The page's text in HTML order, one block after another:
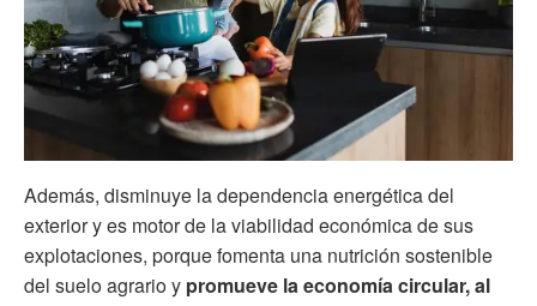
Además, disminuye la dependencia energética del
exterior y es motor de la viabilidad económica de sus
explotaciones, porque fomenta una nutrición sostenible
del suelo agrario y promueve la economía circular, al